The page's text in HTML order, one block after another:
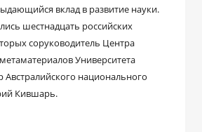
вклад в развитие науки.
шестнадцать российских
соруководитель Центра
Университета
национального
Кившарь.